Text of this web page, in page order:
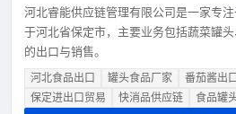
河北睿能供应链管理有限公司是一家专
于河北省保定市，主要业务包括蔬菜罐
的出口与销售。
河北食品出口 罐头食品厂家 番茄酱出口
保定进出口贸易
快消品供应链 食品罐